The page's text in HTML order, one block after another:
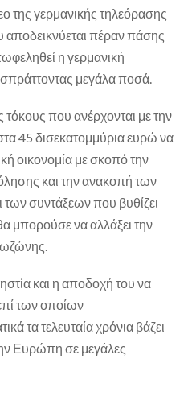
της γερμανικής τηλεόρασης
πέραν πάσης
η γερμανική
μεγάλα ποσά.
που ανέρχονται με την
45 δισεκατομμύρια ευρώ να
οικονομία με σκοπό την
και την ανακοπή των
συντάξεων που βυθίζει
μπορούσε να αλλάξει την
και η αποδοχή του να
των οποίων
τα τελευταία χρόνια βάζει
Ευρώπη σε μεγάλες